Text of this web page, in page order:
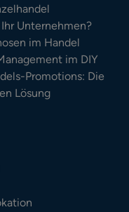
Unternehmen?
im Handel
im DIY
Promotions: Die
Lösung